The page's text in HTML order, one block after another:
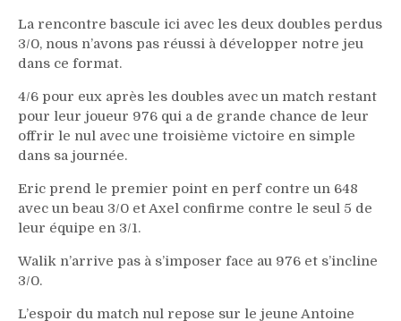
La rencontre bascule ici avec les deux doubles perdus
3/0, nous n’avons pas réussi à développer notre jeu
dans ce format.
4/6 pour eux après les doubles avec un match restant
pour leur joueur 976 qui a de grande chance de leur
offrir le nul avec une troisième victoire en simple
dans sa journée.
Eric prend le premier point en perf contre un 648
avec un beau 3/0 et Axel confirme contre le seul 5 de
leur équipe en 3/1.
Walik n’arrive pas à s’imposer face au 976 et s’incline
3/0.
L’espoir du match nul repose sur le jeune Antoine